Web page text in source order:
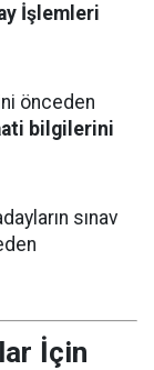
İşlemleri
önceden
bilgilerini
sınav
İçin